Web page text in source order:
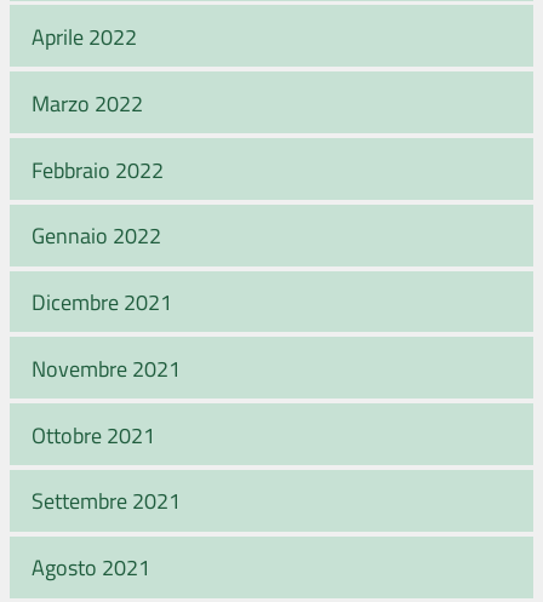
Aprile 2022
Marzo 2022
Febbraio 2022
Gennaio 2022
Dicembre 2021
Novembre 2021
Ottobre 2021
Settembre 2021
Agosto 2021